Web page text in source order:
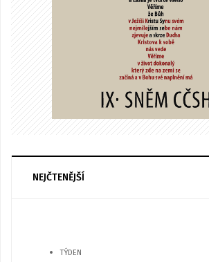
NEJČTENĚJŠÍ
TÝDEN